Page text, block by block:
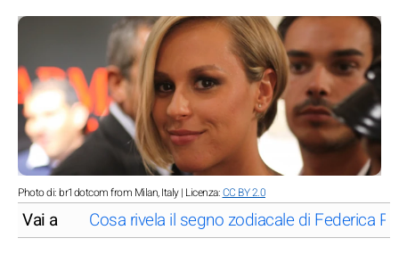
Photo di: br1dotcom from Milan, Italy | Licenza:CC BY 2.0
Vai a Cosa rivela il segno zodiacale di Federica